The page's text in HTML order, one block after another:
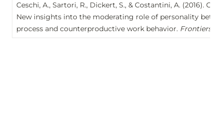
Ceschi, A., Sartori, R., Dickert, S., & Costantini, A. (2016).
New insights into the moderating role of personality
process and counterproductive work behavior. Frontiers in